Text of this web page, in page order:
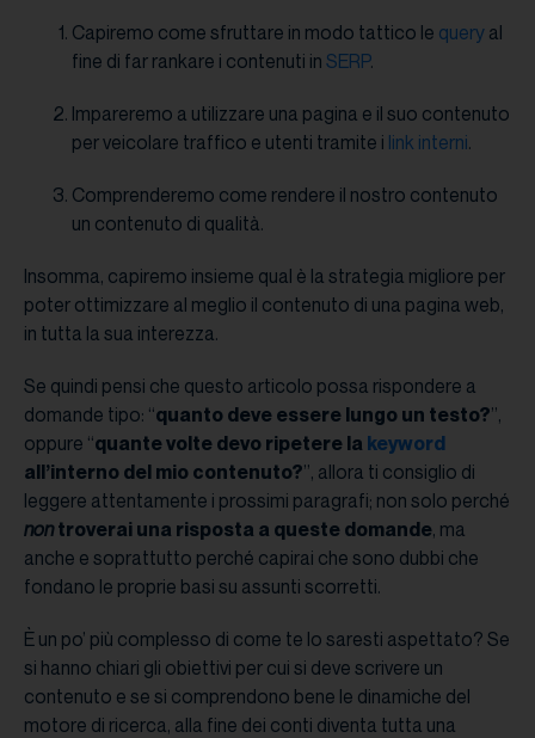
Capiremo come sfruttare in modo tattico le query al
fine di far rankare i contenuti in SERP.
Impareremo a utilizzare una pagina e il suo contenuto
per veicolare traffico e utenti tramite i link interni.
Comprenderemo come rendere il nostro contenuto
un contenuto di qualità.
Insomma, capiremo insieme qual è la strategia migliore per
poter ottimizzare al meglio il contenuto di una pagina web,
in tutta la sua interezza.
Se quindi pensi che questo articolo possa rispondere a
domande tipo: “quanto deve essere lungo un testo?”,
oppure “quante volte devo ripetere la keyword
all’interno del mio contenuto?”, allora ti consiglio di
leggere attentamente i prossimi paragrafi; non solo perché
nontroverai una risposta a queste domande, ma
anche e soprattutto perché capirai che sono dubbi che
fondano le proprie basi su assunti scorretti.
È un po’ più complesso di come te lo saresti aspettato? Se
si hanno chiari gli obiettivi per cui si deve scrivere un
contenuto e se si comprendono bene le dinamiche del
motore di ricerca, alla fine dei conti diventa tutta una